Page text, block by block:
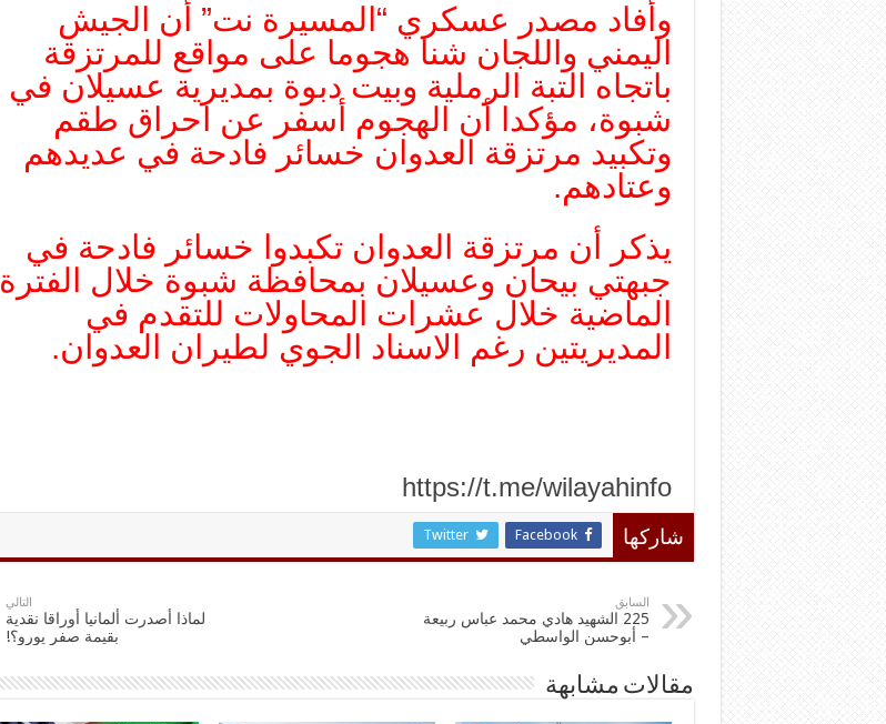
وأفاد مصدر عسكري “المسيرة نت” أن الجيش
اليمني واللجان شنا هجوما على مواقع للمرتزقة
باتجاه التبة الرملية وبيت دبوة بمديرية عسيلان في
شبوة، مؤكدا أن الهجوم أسفر عن احراق طقم
وتكبيد مرتزقة العدوان خسائر فادحة في عديدهم
وعتادهم.
يذكر أن مرتزقة العدوان تكبدوا خسائر فادحة في
جبهتي بيحان وعسيلان بمحافظة شبوة خلال الفترة
الماضية خلال عشرات المحاولات للتقدم في
المديريتين رغم الاسناد الجوي لطيران العدوان.
https://t.me/wilayahinfo
شاركها Facebook
Twitter
السابق
225 الشهيد هادي محمد عباس ربيعة
– أبوحسن الواسطي
التالي
لماذا أصدرت ألمانيا أوراقا نقدية
بقيمة صفر يورو؟!
مقالات مشابهة